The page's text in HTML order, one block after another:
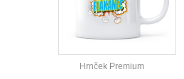
Hrnček Premium